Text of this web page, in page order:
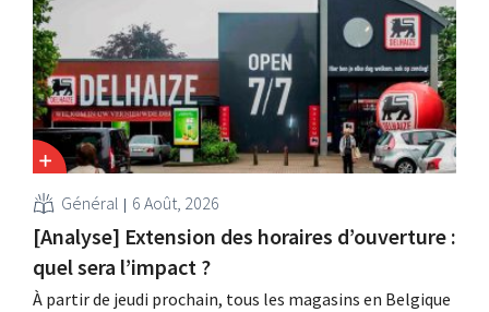
les noms d'utilisateur et les mots de passe n'ont pas été
affectés.
Général 6 Août, 2026
[Analyse] Extension des horaires d’ouverture :
quel sera l’impact ?
À partir de jeudi prochain, tous les magasins en Belgique